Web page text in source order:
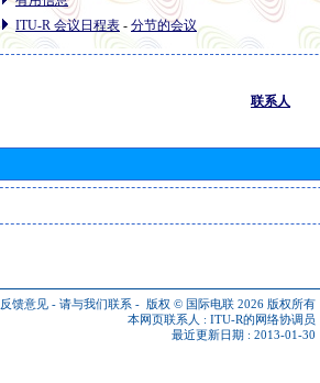
ITU-R 会议日程表 - 分节的会议
联系人
反馈意见 - 请与我们联系 - 版权 © 国际电联 2026 版权所有
本网页联系人 : ITU-R的网络协调员
最近更新日期 : 2013-01-30